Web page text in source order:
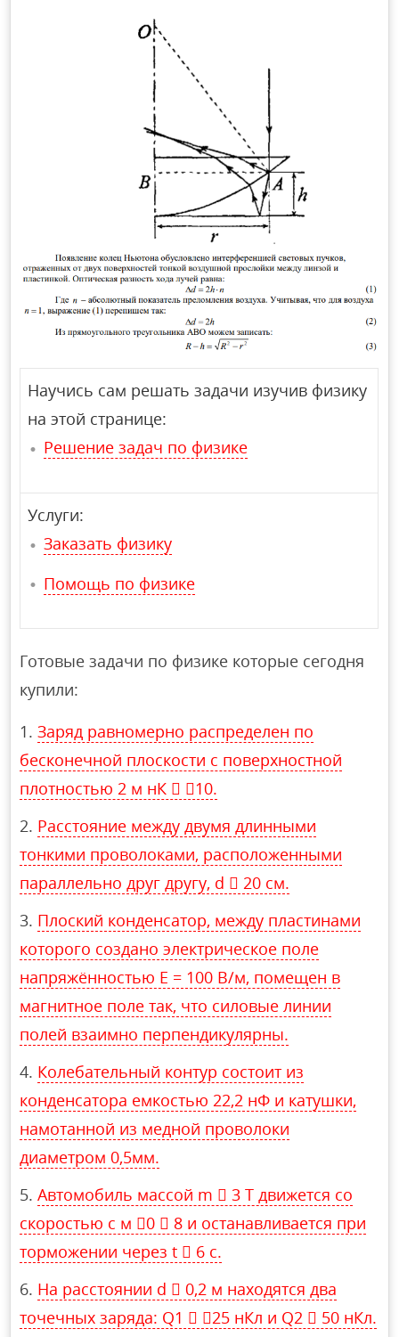
Научись сам решать задачи изучив физику
на этой странице:
Решение задач по физике
Услуги:
Заказать физику
Помощь по физике
Готовые задачи по физике которые сегодня
купили:
Заряд равномерно распределен по
бесконечной плоскости с поверхностной
плотностью 2 м нК  10.
Расстояние между двумя длинными
тонкими проволоками, расположенными
параллельно друг другу, d  20 см.
Плоский конденсатор, между пластинами
которого создано электрическое поле
напряжённостью Е = 100 В/м, помещен в
магнитное поле так, что силовые линии
полей взаимно перпендикулярны.
Колебательный контур состоит из
конденсатора емкостью 22,2 нФ и катушки,
намотанной из медной проволоки
диаметром 0,5мм.
Автомобиль массой m  3 Т движется со
скоростью с м 0  8 и останавливается при
торможении через t  6 c.
На расстоянии d  0,2 м находятся два
точечных заряда: Q1  25 нКл и Q2  50 нКл.